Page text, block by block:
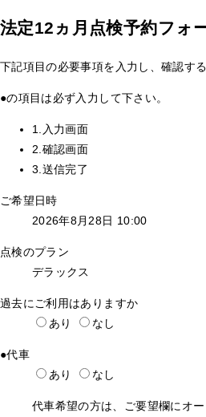
法定12ヵ月点検予約フォ
下記項目の必要事項を入力し、 確認す
●の項目は必ず入力して下さい。
1.入力画面
2.確認画面
3.送信完了
ご希望日時
2026年8月28日 10:00
点検のプラン
デラックス
過去にご利用はありますか
あり
なし
●代車
あり
なし
代車希望の方は、ご要望欄にオ